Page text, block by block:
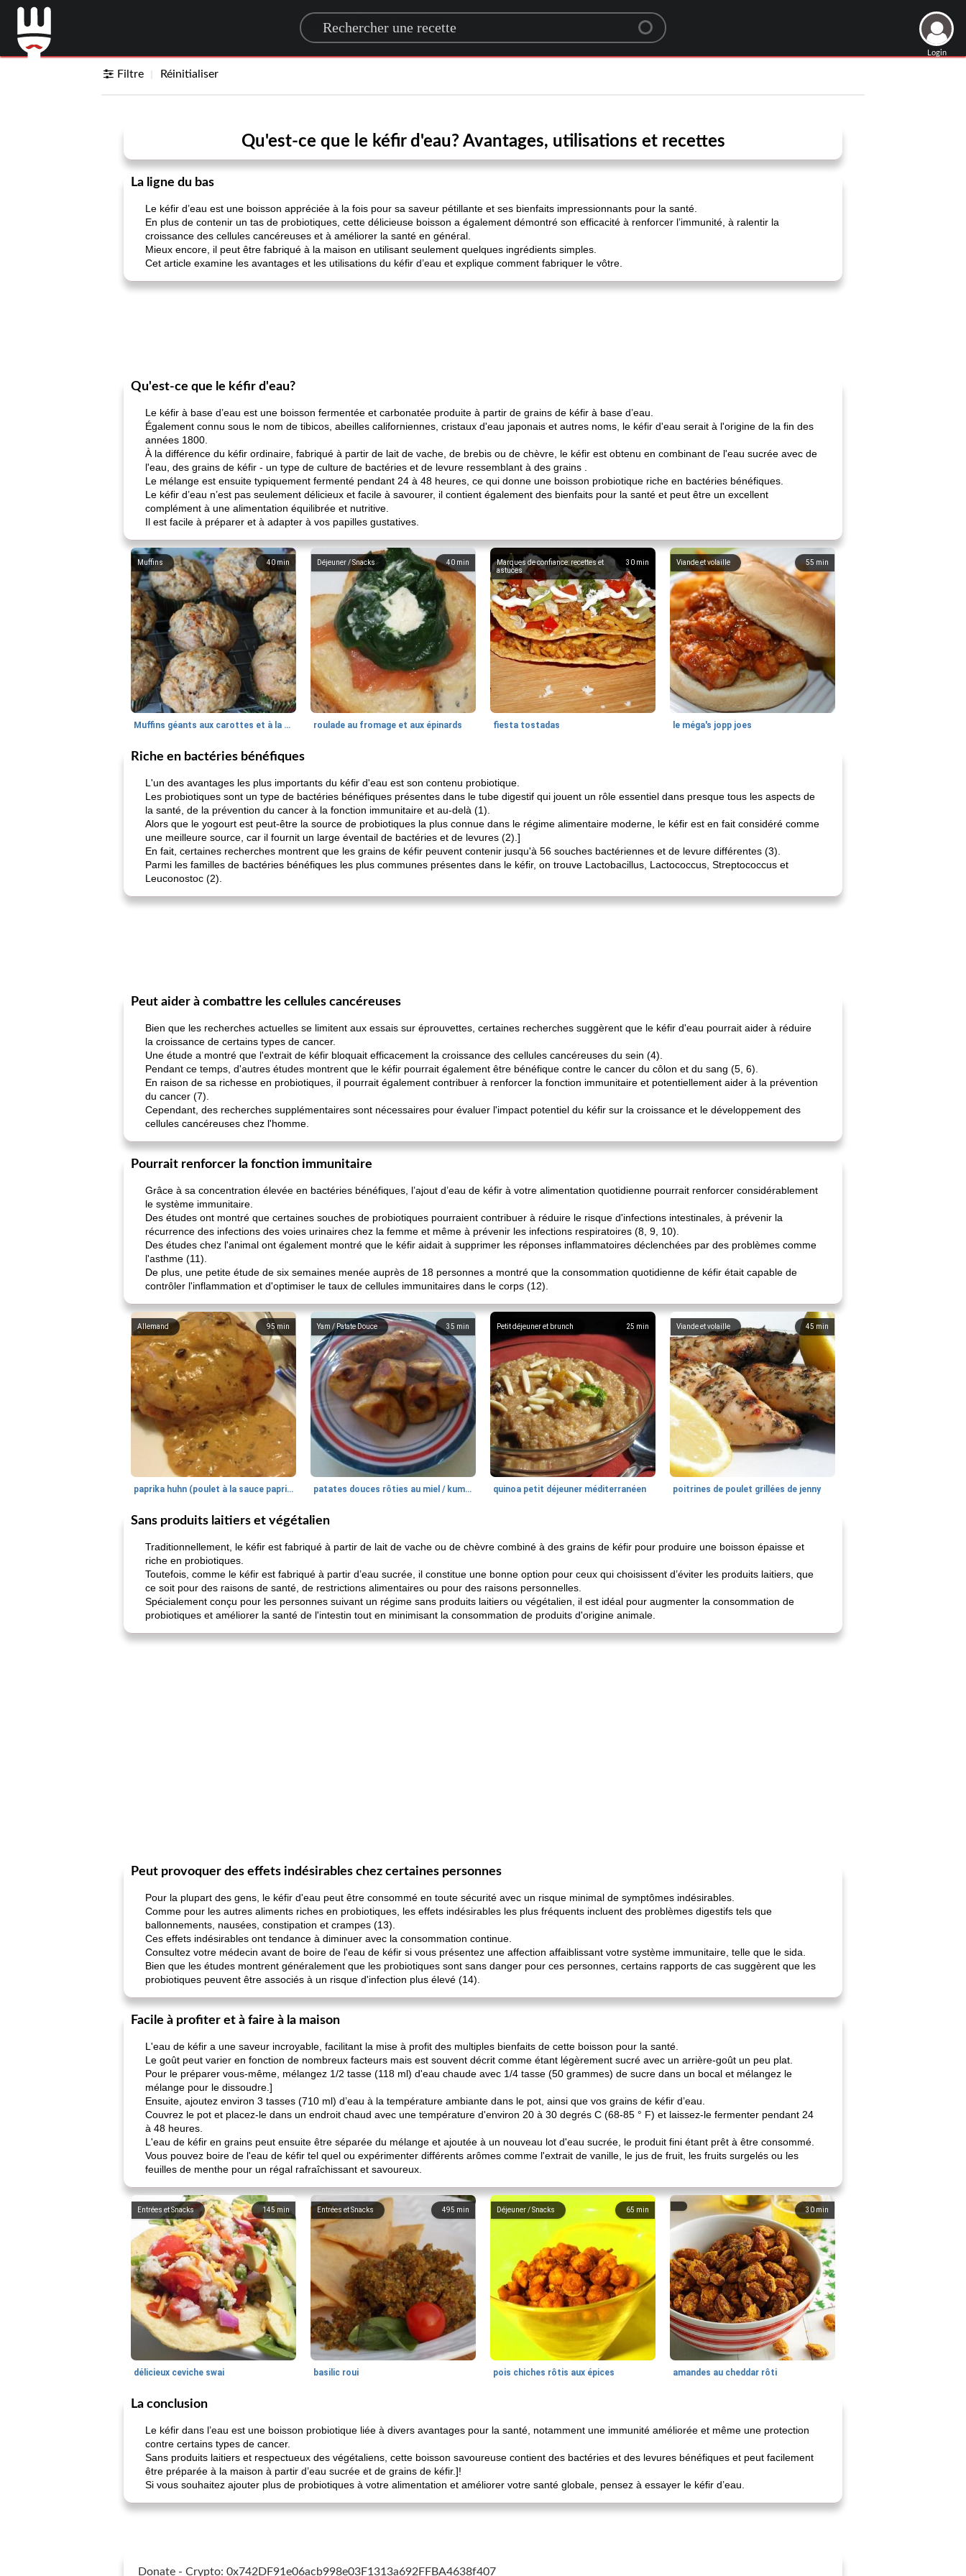
Search for a recipe
Login
Filtre Réinitialiser
Qu'est-ce que le kéfir d'eau? Avantages, utilisations et recettes
La ligne du bas
Le kéfir d’eau est une boisson appréciée à la fois pour sa saveur pétillante et ses bienfaits impressionnants pour la santé.
En plus de contenir un tas de probiotiques, cette délicieuse boisson a également démontré son efficacité à renforcer l’immunité, à ralentir la
croissance des cellules cancéreuses et à améliorer la santé en général.
Mieux encore, il peut être fabriqué à la maison en utilisant seulement quelques ingrédients simples.
Cet article examine les avantages et les utilisations du kéfir d’eau et explique comment fabriquer le vôtre.
Qu'est-ce que le kéfir d'eau?
Le kéfir à base d’eau est une boisson fermentée et carbonatée produite à partir de grains de kéfir à base d’eau.
Également connu sous le nom de tibicos, abeilles californiennes, cristaux d'eau japonais et autres noms, le kéfir d'eau serait à l'origine de la fin des
années 1800.
À la différence du kéfir ordinaire, fabriqué à partir de lait de vache, de brebis ou de chèvre, le kéfir est obtenu en combinant de l'eau sucrée avec de
l'eau, des grains de kéfir - un type de culture de bactéries et de levure ressemblant à des grains .
Le mélange est ensuite typiquement fermenté pendant 24 à 48 heures, ce qui donne une boisson probiotique riche en bactéries bénéfiques.
Le kéfir d’eau n’est pas seulement délicieux et facile à savourer, il contient également des bienfaits pour la santé et peut être un excellent
complément à une alimentation équilibrée et nutritive.
Il est facile à préparer et à adapter à vos papilles gustatives.
40 min
Muffins
Muffins géants aux carottes et à la banane de Nif
40 min
Déjeuner / Snacks
roulade au fromage et aux épinards
30 min
Marques de confiance: recettes et
astuces
fiesta tostadas
55 min
Viande et volaille
le méga's jopp joes
Riche en bactéries bénéfiques
L'un des avantages les plus importants du kéfir d'eau est son contenu probiotique.
Les probiotiques sont un type de bactéries bénéfiques présentes dans le tube digestif qui jouent un rôle essentiel dans presque tous les aspects de
la santé, de la prévention du cancer à la fonction immunitaire et au-delà (1).
Alors que le yogourt est peut-être la source de probiotiques la plus connue dans le régime alimentaire moderne, le kéfir est en fait considéré comme
une meilleure source, car il fournit un large éventail de bactéries et de levures (2).]
En fait, certaines recherches montrent que les grains de kéfir peuvent contenir jusqu'à 56 souches bactériennes et de levure différentes (3).
Parmi les familles de bactéries bénéfiques les plus communes présentes dans le kéfir, on trouve Lactobacillus, Lactococcus, Streptococcus et
Leuconostoc (2).
Peut aider à combattre les cellules cancéreuses
Bien que les recherches actuelles se limitent aux essais sur éprouvettes, certaines recherches suggèrent que le kéfir d'eau pourrait aider à réduire
la croissance de certains types de cancer.
Une étude a montré que l'extrait de kéfir bloquait efficacement la croissance des cellules cancéreuses du sein (4).
Pendant ce temps, d'autres études montrent que le kéfir pourrait également être bénéfique contre le cancer du côlon et du sang (5, 6).
En raison de sa richesse en probiotiques, il pourrait également contribuer à renforcer la fonction immunitaire et potentiellement aider à la prévention
du cancer (7).
Cependant, des recherches supplémentaires sont nécessaires pour évaluer l'impact potentiel du kéfir sur la croissance et le développement des
cellules cancéreuses chez l'homme.
Pourrait renforcer la fonction immunitaire
Grâce à sa concentration élevée en bactéries bénéfiques, l’ajout d’eau de kéfir à votre alimentation quotidienne pourrait renforcer considérablement
le système immunitaire.
Des études ont montré que certaines souches de probiotiques pourraient contribuer à réduire le risque d'infections intestinales, à prévenir la
récurrence des infections des voies urinaires chez la femme et même à prévenir les infections respiratoires (8, 9, 10).
Des études chez l'animal ont également montré que le kéfir aidait à supprimer les réponses inflammatoires déclenchées par des problèmes comme
l'asthme (11).
De plus, une petite étude de six semaines menée auprès de 18 personnes a montré que la consommation quotidienne de kéfir était capable de
contrôler l'inflammation et d'optimiser le taux de cellules immunitaires dans le corps (12).
95min
Allemand
paprika huhn (poulet à la sauce paprika).
35 min
Yam / Patate Douce
patates douces rôties au miel / kumara
25 min
Petit déjeuner et brunch
quinoa petit déjeuner méditerranéen
45 min
Viande et volaille
poitrines de poulet grillées de jenny
Sans produits laitiers et végétalien
Traditionnellement, le kéfir est fabriqué à partir de lait de vache ou de chèvre combiné à des grains de kéfir pour produire une boisson épaisse et
riche en probiotiques.
Toutefois, comme le kéfir est fabriqué à partir d’eau sucrée, il constitue une bonne option pour ceux qui choisissent d’éviter les produits laitiers, que
ce soit pour des raisons de santé, de restrictions alimentaires ou pour des raisons personnelles.
Spécialement conçu pour les personnes suivant un régime sans produits laitiers ou végétalien, il est idéal pour augmenter la consommation de
probiotiques et améliorer la santé de l'intestin tout en minimisant la consommation de produits d'origine animale.
Peut provoquer des effets indésirables chez certaines personnes
Pour la plupart des gens, le kéfir d'eau peut être consommé en toute sécurité avec un risque minimal de symptômes indésirables.
Comme pour les autres aliments riches en probiotiques, les effets indésirables les plus fréquents incluent des problèmes digestifs tels que
ballonnements, nausées, constipation et crampes (13).
Ces effets indésirables ont tendance à diminuer avec la consommation continue.
Consultez votre médecin avant de boire de l'eau de kéfir si vous présentez une affection affaiblissant votre système immunitaire, telle que le sida.
Bien que les études montrent généralement que les probiotiques sont sans danger pour ces personnes, certains rapports de cas suggèrent que les
probiotiques peuvent être associés à un risque d'infection plus élevé (14).
Facile à profiter et à faire à la maison
L'eau de kéfir a une saveur incroyable, facilitant la mise à profit des multiples bienfaits de cette boisson pour la santé.
Le goût peut varier en fonction de nombreux facteurs mais est souvent décrit comme étant légèrement sucré avec un arrière-goût un peu plat.
Pour le préparer vous-même, mélangez 1/2 tasse (118 ml) d'eau chaude avec 1/4 tasse (50 grammes) de sucre dans un bocal et mélangez le
mélange pour le dissoudre.]
Ensuite, ajoutez environ 3 tasses (710 ml) d’eau à la température ambiante dans le pot, ainsi que vos grains de kéfir d’eau.
Couvrez le pot et placez-le dans un endroit chaud avec une température d'environ 20 à 30 degrés C (68-85 ° F) et laissez-le fermenter pendant 24
à 48 heures.
L'eau de kéfir en grains peut ensuite être séparée du mélange et ajoutée à un nouveau lot d'eau sucrée, le produit fini étant prêt à être consommé.
Vous pouvez boire de l'eau de kéfir tel quel ou expérimenter différents arômes comme l'extrait de vanille, le jus de fruit, les fruits surgelés ou les
feuilles de menthe pour un régal rafraîchissant et savoureux.
145 min
Entrées et Snacks
délicieux ceviche swai
495 min
Entrées et Snacks
basilic roui
65 min
Déjeuner / Snacks
pois chiches rôtis aux épices
30min
amandes au cheddar rôti
La conclusion
Le kéfir dans l’eau est une boisson probiotique liée à divers avantages pour la santé, notamment une immunité améliorée et même une protection
contre certains types de cancer.
Sans produits laitiers et respectueux des végétaliens, cette boisson savoureuse contient des bactéries et des levures bénéfiques et peut facilement
être préparée à la maison à partir d’eau sucrée et de grains de kéfir.]!
Si vous souhaitez ajouter plus de probiotiques à votre alimentation et améliorer votre santé globale, pensez à essayer le kéfir d’eau.
Donate - Crypto: 0x742DF91e06acb998e03F1313a692FFBA4638f407